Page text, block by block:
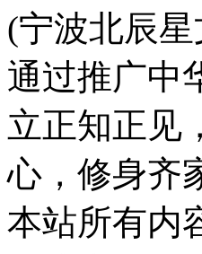
(宁波北辰
通过推广中
立正知正见
心，修身齐
本站所有内